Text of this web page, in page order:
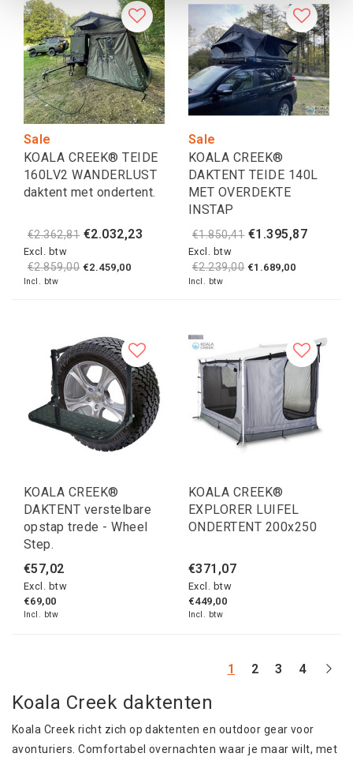
Sale
KOALA CREEK® TEIDE
160LV2 WANDERLUST
daktent met ondertent.
€2.362,81 €2.032,23
Excl. btw
€2.859,00 €2.459,00
Incl. btw
Sale
KOALA CREEK®
DAKTENT TEIDE 140L
MET OVERDEKTE
INSTAP
€1.850,41 €1.395,87
Excl. btw
€2.239,00 €1.689,00
Incl. btw
KOALA CREEK®
DAKTENT verstelbare
opstap trede - Wheel
Step.
€57,02
Excl. btw
€69,00
Incl. btw
KOALA CREEK®
EXPLORER LUIFEL
ONDERTENT 200x250
€371,07
Excl. btw
€449,00
Incl. btw
1 2 3 4
Koala Creek daktenten
Koala Creek richt zich op daktenten en outdoor gear voor
avonturiers. Comfortabel overnachten waar je maar wilt, met